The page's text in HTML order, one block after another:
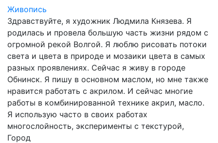
Живопись
Здравствуйте, я художник Людмила Князева. Я
родилась и провела большую часть жизни рядом с
огромной рекой Волгой. Я люблю рисовать потоки
света и цвета в природе и мозаики цвета в самых
разных проявлениях. Сейчас я живу в городе
Обнинск. Я пишу в основном маслом, но мне также
нравится работать с акрилом. И сейчас многие
работы в комбинированной технике акрил, масло.
Я использую часто в своих работах
многослойность, эксперименты с текстурой,
Город